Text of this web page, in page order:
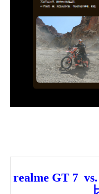
realme GT 7 vs.